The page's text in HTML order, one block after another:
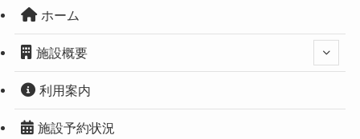
ホーム
施設概要
利用案内
施設予約状況